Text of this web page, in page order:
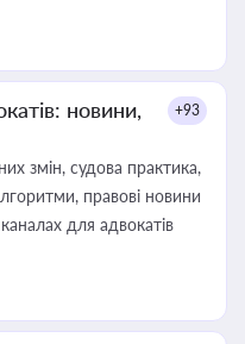
новини,
+93
змін, судова практика,
правові новини
для адвокатів